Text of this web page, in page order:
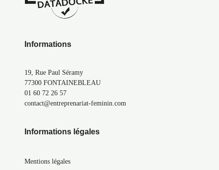
Informations
19, Rue Paul Séramy
77300 FONTAINEBLEAU
01 60 72 26 57
contact@entreprenariat-feminin.com
Informations légales
Mentions légales